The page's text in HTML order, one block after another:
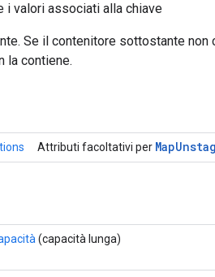
i valori associati alla chiave
Se il contenitore sottostante non
la contiene.
Attributi facoltativi per Map
(capacità lunga)